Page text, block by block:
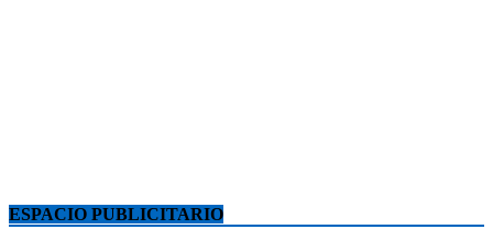
ESPACIO PUBLICITARIO